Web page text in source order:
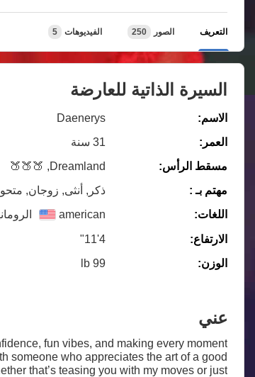
التعريف الصور 250 الفيديوهات 5
السيرة الذاتية للعارضة
الاسم:
Daenerys
العمر:
31 سنة
مسقط الرأس:
Dreamland, 🍑🍑🍑
مهتم بـ :
ذكر, أنثى, زوجان,
اللغات:
american
الارتفاع:
4'11"
الوزن:
99 lb
عني
fun vibes, and making every moment
someone who appreciates the art of a good
that’s teasing you with my moves or just